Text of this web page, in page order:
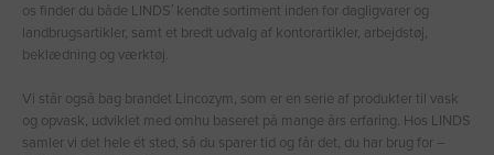
os finder du både LINDS′ kendte sortiment inden for dagligvarer og
landbrugsartikler, samt et bredt udvalg af kontorartikler, arbejdstøj,
beklædning og værktøj.
Vi står også bag brandet Lincozym, som er en serie af produkter til vask
og opvask, udviklet med omhu baseret på mange års erfaring. Hos LINDS
samler vi det hele ét sted, så du sparer tid og får det, du har brug for –